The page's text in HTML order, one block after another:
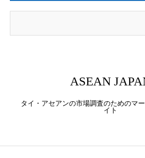
ASEAN
タイ・アセアンの市場調査のためのマ
イト